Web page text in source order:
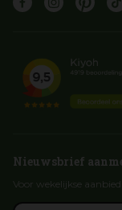
Nieuwsbrief
Voor wekelijkse